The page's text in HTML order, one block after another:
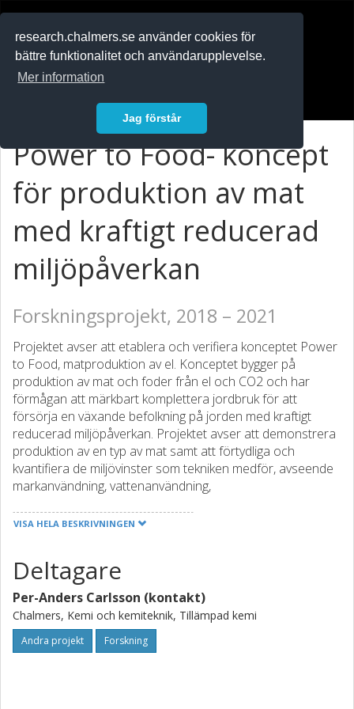
research.chalmers.se använder cookies för
bättre funktionalitet och användarupplevelse.
Mer information
Jag förstår
Power to Food- koncept
för produktion av mat
med kraftigt reducerad
miljöpåverkan
Forskningsprojekt, 2018 – 2021
Projektet avser att etablera och verifiera konceptet Power
to Food, matproduktion av el. Konceptet bygger på
produktion av mat och foder från el och CO2 och har
förmågan att märkbart komplettera jordbruk för att
försörja en växande befolkning på jorden med kraftigt
reducerad miljöpåverkan. Projektet avser att demonstrera
produktion av en typ av mat samt att förtydliga och
kvantifiera de miljövinster som tekniken medför, avseende
markanvändning, vattenanvändning,
koldioxidbalans samt robusthet.
bordet vid projektets slut. En teknoekonomisk beräkning
kommer tas fram för storskalig produktion. Förbättringar
av befintlig teknologi kommer göras och en
marknadsbedömning samt potentialen för kompletterande
patent kommer bedömas. En beräkning av miljöavlastande
parametrar, baserat på de planetära gränserna, kommer
VISA HELA BESKRIVNINGEN
Deltagare
Per-Anders Carlsson (kontakt)
Chalmers, Kemi och kemiteknik, Tillämpad kemi
Andra projekt Forskning